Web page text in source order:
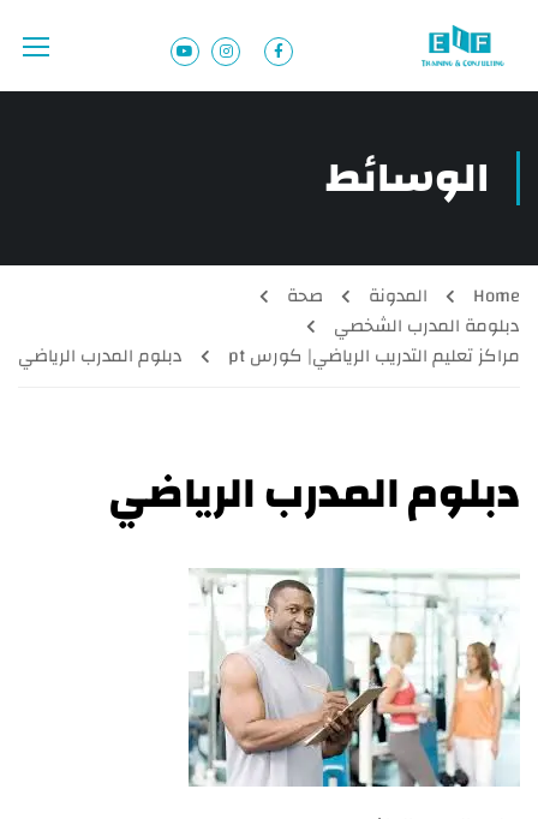
الوسائط
Home المدونة
صحة
دبلومة المدرب الشخصي
مراكز تعليم التدريب الرياضي| كورس pt
دبلوم المدرب الرياضي
دبلوم المدرب الرياضي